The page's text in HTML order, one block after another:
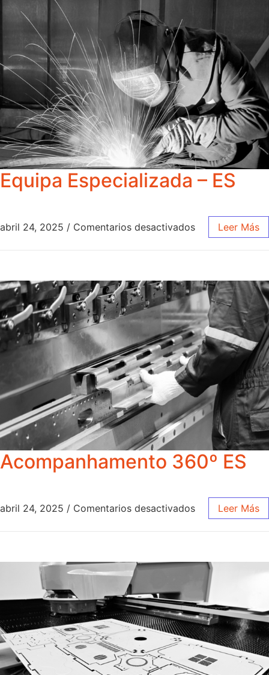
Equipa Especializada – ES
abril 24, 2025 / Comentarios desactivados Leer Más
Acompanhamento 360º ES
abril 24, 2025 / Comentarios desactivados Leer Más